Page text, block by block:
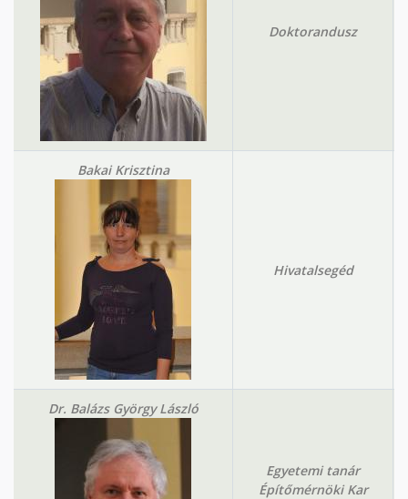
Doktorandusz
Bakai Krisztina
Hivatalsegéd
Dr. Balázs György László
Egyetemi tanár
Építőmérnöki Kar